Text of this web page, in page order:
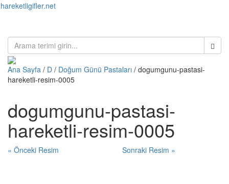
hareketligifler.net
Ana Sayfa / D / Doğum Günü Pastaları / dogumgunu-pastasi-
hareketli-resim-0005
dogumgunu-pastasi-
hareketli-resim-0005
« Önceki Resim Sonraki Resim »